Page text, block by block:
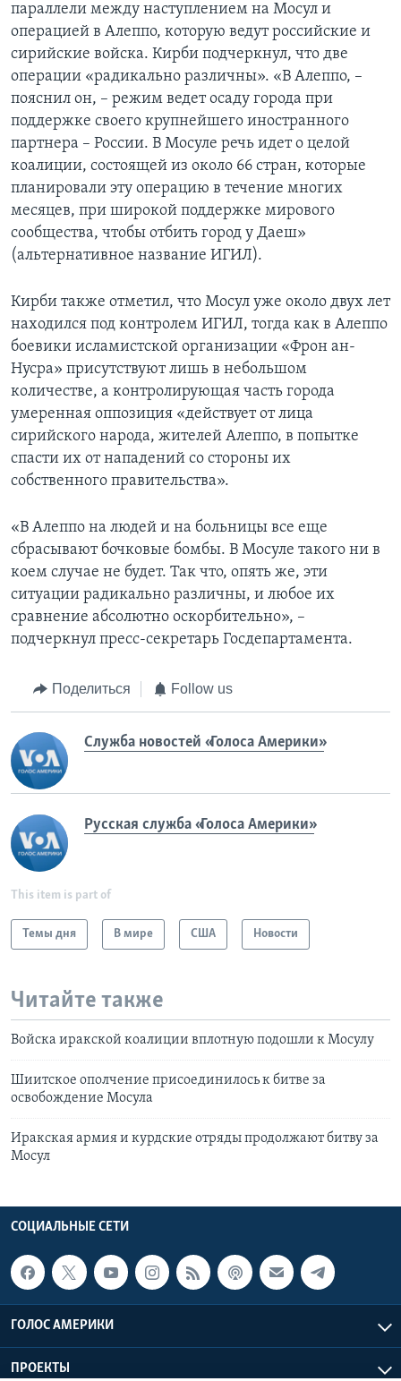
параллели между наступлением на Мосул и
операцией в Алеппо, которую ведут российские и
сирийские войска. Кирби подчеркнул, что две
операции «радикально различны». «В Алеппо, –
пояснил он, – режим ведет осаду города при
поддержке своего крупнейшего иностранного
партнера – России. В Мосуле речь идет о целой
коалиции, состоящей из около 66 стран, которые
планировали эту операцию в течение многих
месяцев, при широкой поддержке мирового
сообщества, чтобы отбить город у Даеш»
(альтернативное название ИГИЛ).
Кирби также отметил, что Мосул уже около двух лет
находился под контролем ИГИЛ, тогда как в Алеппо
боевики исламистской организации «Фрон ан-
Нусра» присутствуют лишь в небольшом
количестве, а контролирующая часть города
умеренная оппозиция «действует от лица
сирийского народа, жителей Алеппо, в попытке
спасти их от нападений со стороны их
собственного правительства».
«В Алеппо на людей и на больницы все еще
сбрасывают бочковые бомбы. В Мосуле такого ни в
коем случае не будет. Так что, опять же, эти
ситуации радикально различны, и любое их
сравнение абсолютно оскорбительно», –
подчеркнул пресс-секретарь Госдепартамента.
Поделиться Follow us
Служба новостей «Голоса Америки»
Русская служба «Голоса Америки»
This item is part of
Темы дня В мире США Новости
Читайте также
Войска иракской коалиции вплотную подошли к Мосулу
Шиитское ополчение присоединилось к битве за
освобождение Мосула
Иракская армия и курдские отряды продолжают битву за
Мосул
СОЦИАЛЬНЫЕ СЕТИ
ГОЛОС АМЕРИКИ
ПРОЕКТЫ